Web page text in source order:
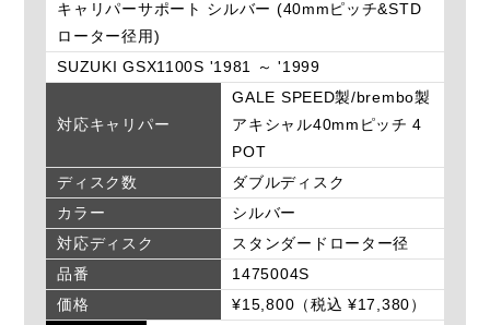
キャリパーサポート シルバー (40mmピッチ&STD
ローター径用)
SUZUKI GSX1100S '1981 ～ '1999
対応キャリパー
GALE SPEED製/brembo製
アキシャル40mmピッチ 4
POT
ディスク数
ダブルディスク
カラー
シルバー
対応ディスク
スタンダードローター径
品番
1475004S
価格
¥15,800（税込 ¥17,380）